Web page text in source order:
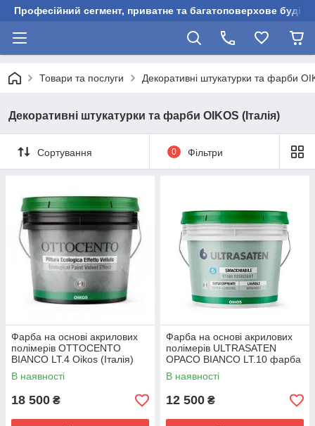
Професійний сегмент, приватне та багатоповерхове
Товари та послуги Декоративні штукатурки та фарби
Декоративні штукатурки та фарби OIKOS (Італія)
Сортування 0 Фільтри
Фарба на основі акрилових
полімерів OTTOCENTO
BIANCO LT.4 Oikos (Італія)
Харків
В наявності
18 500 ₴
Фарба на основі акрилових
полімерів ULTRASATEN
OPACO BIANCO LT.10 фарба
на основі акрилових
полімерів
В наявності
12 500 ₴